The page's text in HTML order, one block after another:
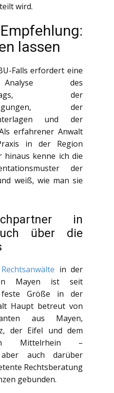
wird.
lassen
Falls erfordert eine
des
der
der
und der
erfahrener Anwalt
in der Region
hinaus kenne ich die
der
weiß, wie man sie
in
über die
in der
Mayen ist seit
feste Größe in der
Haupt betreut von
aus Mayen,
der Eifel und dem
Mittelrhein –
aber auch darüber
Rechtsberatung
gebunden.